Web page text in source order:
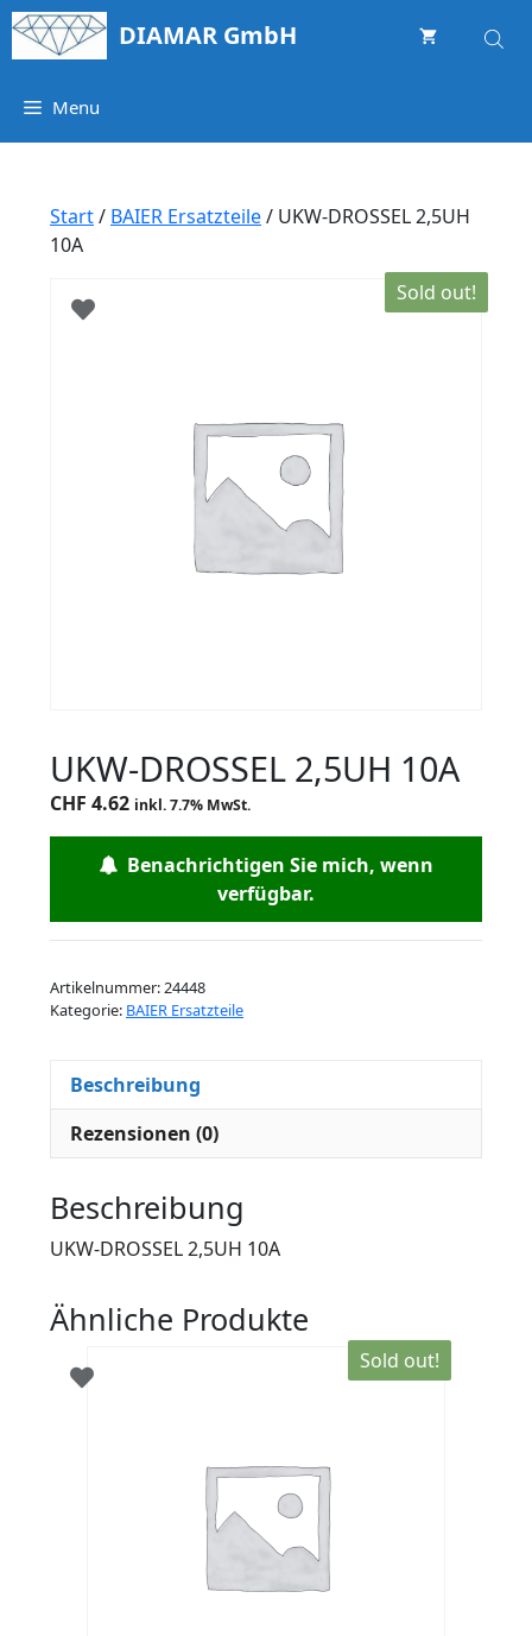
Springe
zum
DIAMAR GmbH
Menu
Start/ BAIER Ersatzteile/ UKW-DROSSEL 2,5UH
10A
Sold out!
UKW-DROSSEL 2,5UH 10A
CHF 4.62 inkl. 7.7% MwSt.
Benachrichtigen Sie mich, wenn
verfügbar.
Artikelnummer:24448
Kategorie: BAIER Ersatzteile
Beschreibung
Rezensionen (0)
Beschreibung
UKW-DROSSEL 2,5UH 10A
Ähnliche Produkte
Sold out!